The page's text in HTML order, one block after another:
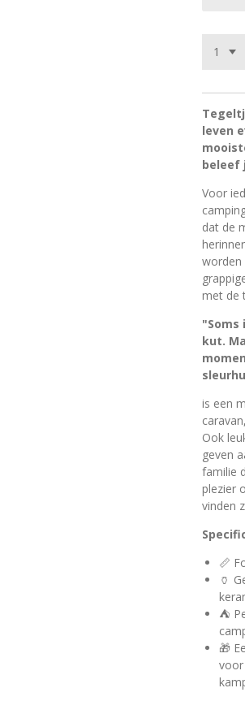
leven
beleef
Voor
dat de
worden
met de
"Soms
kut.
is een
Ook
geven
familie
plezier
vinden
📏
🏺
⛺
🎁
voor